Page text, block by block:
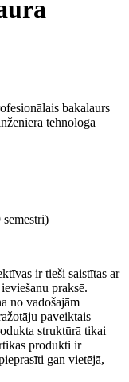
bakalaurs
tehnologa
ir tieši saistītas ar
praksē.
no vadošajām
paveiktais
struktūrā tikai
produkti ir
gan vietējā,